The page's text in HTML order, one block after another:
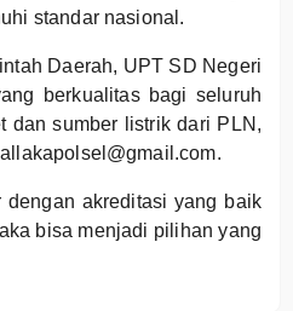
standar nasional.
Daerah, UPT SD Negeri
berkualitas bagi seluruh
dan sumber listrik dari PLN,
akreditasi yang baik
bisa menjadi pilihan yang